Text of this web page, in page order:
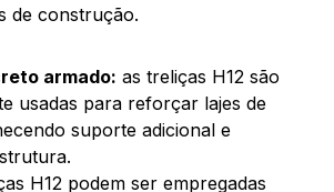
de construção.
armado: as treliças H12 são
usadas para reforçar lajes de
suporte adicional e
H12 podem ser empregadas